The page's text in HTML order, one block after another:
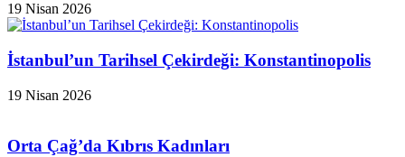
19 Nisan 2026
İstanbul’un Tarihsel Çekirdeği: Konstantinopolis
19 Nisan 2026
Orta Çağ’da Kıbrıs Kadınları